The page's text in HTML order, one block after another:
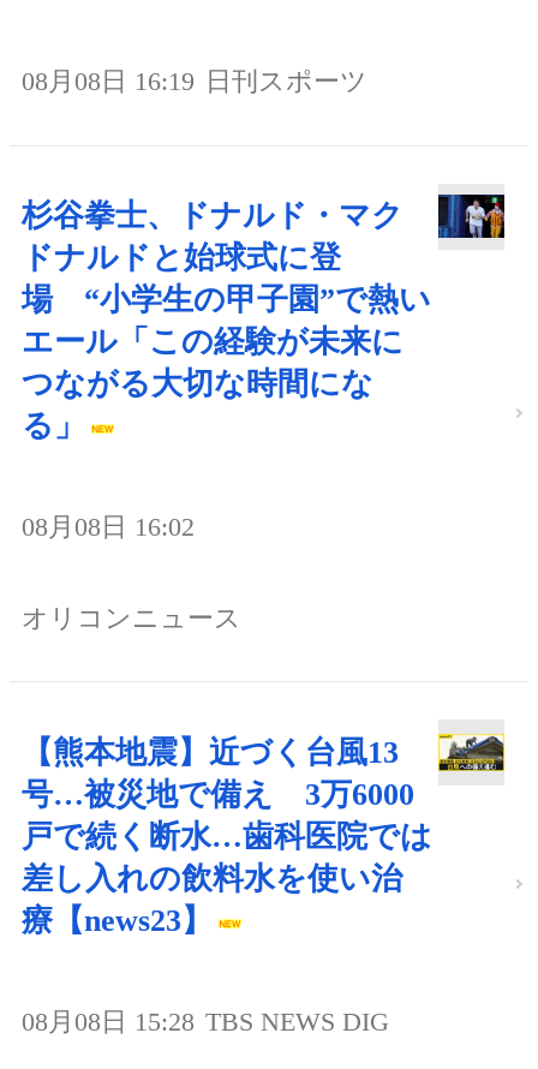
08月08日 16:19 日刊スポーツ
杉谷拳士、ドナルド・マク
ドナルドと始球式に登
場 “小学生の甲子園”で熱い
エール「この経験が未来に
つながる大切な時間にな
る」
08月08日 16:02
オリコンニュース
【熊本地震】近づく台風13
号…被災地で備え 3万6000
戸で続く断水…歯科医院では
差し入れの飲料水を使い治
療【news23】
08月08日 15:28 TBS NEWS DIG